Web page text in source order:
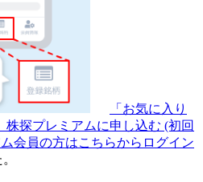
「お気に入り
株探プレミアムに申し込む (初回
会員の方はこちらからログイン